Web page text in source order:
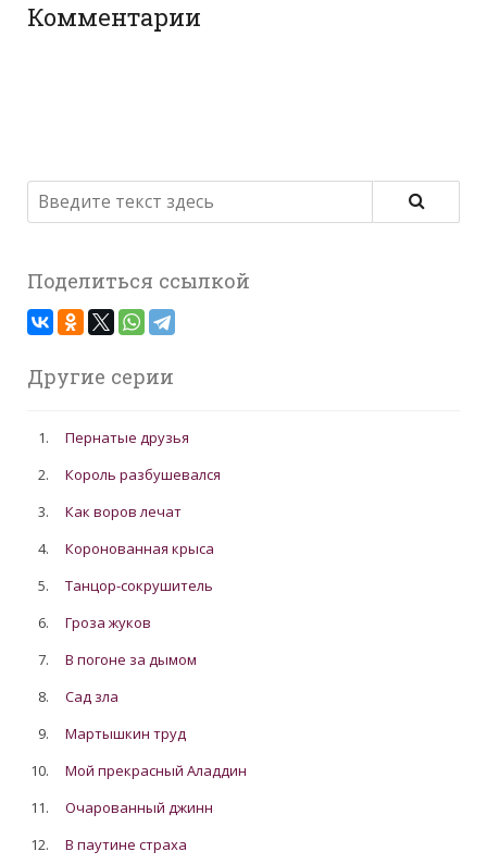
Комментарии
Поделиться ссылкой
Другие серии
1.
Пернатые друзья
2.
Король разбушевался
3.
Как воров лечат
4.
Коронованная крыса
5.
Танцор-сокрушитель
6.
Гроза жуков
7.
В погоне за дымом
8.
Сад зла
9.
Мартышкин труд
10.
Мой прекрасный Аладдин
11.
Очарованный джинн
12.
В паутине страха